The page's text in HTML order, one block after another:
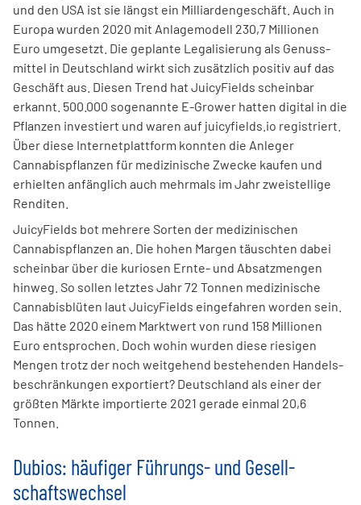
und den USA ist sie längst ein Milliarden­geschäft. Auch in
Europa wurden 2020 mit Anlagemodell 230,7 Millionen
Euro umge­setzt. Die geplante Legalisierung als Genuss­
mittel in Deutsch­land wirkt sich zusätzlich positiv auf das
Geschäft aus. Diesen Trend hat JuicyFields scheinbar
erkannt. 500.000 sogenannte E-Grower hatten digital in die
Pflanzen investiert und waren auf juicyfields.io registriert.
Über diese Internetplatt­form konnten die Anleger
Cannabis­pflanzen für medizi­nische Zwecke kaufen und
erhielten anfänglich auch mehr­mals im Jahr zwei­stel­lige
Renditen.
JuicyFields bot mehrere Sorten der medizinischen
Cannabis­pflanzen an. Die hohen Margen täuschten dabei
scheinbar über die kuriosen Ernte- und Absatzmengen
hinweg. So sollen letztes Jahr 72 Tonnen medizi­nische
Cannabisblüten laut JuicyFields einge­fahren worden sein.
Das hätte 2020 einem Markt­wert von rund 158 Millionen
Euro entsprochen. Doch wohin wurden diese riesigen
Mengen trotz der noch weit­gehend bestehenden Handels­
beschränkungen exportiert? Deutsch­land als einer der
größten Märkte importierte 2021 gerade einmal 20,6
Tonnen.
Dubios: häufiger Führungs­- und Gesell­
schaftswechsel